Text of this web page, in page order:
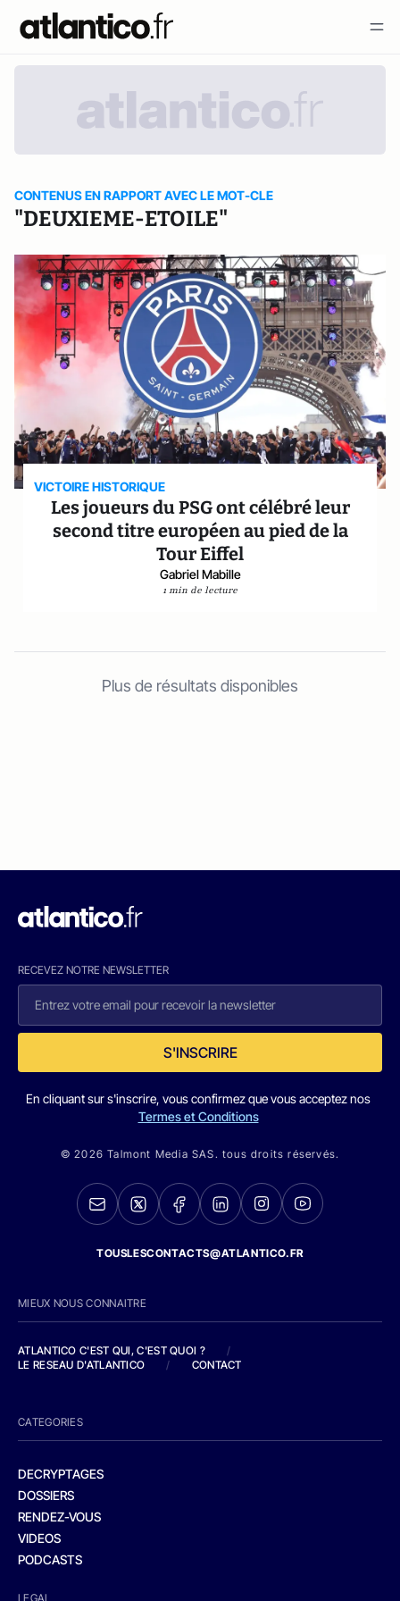
CONTENUS EN RAPPORT AVEC LE MOT-CLE
"DEUXIEME-ETOILE"
VICTOIRE HISTORIQUE
Les joueurs du PSG ont célébré leur
second titre européen au pied de la
Tour Eiffel
Gabriel Mabille
1 min de lecture
Plus de résultats disponibles
RECEVEZ NOTRE NEWSLETTER
S'INSCRIRE
En cliquant sur s'inscrire, vous confirmez que vous acceptez nos
Termes et Conditions
© 2026 Talmont Media SAS. tous droits réservés.
TOUSLESCONTACTS@ATLANTICO.FR
MIEUX NOUS CONNAITRE
ATLANTICO C'EST QUI, C'EST QUOI ?
/
LE RESEAU D'ATLANTICO
/ CONTACT
CATEGORIES
DECRYPTAGES
DOSSIERS
RENDEZ-VOUS
VIDEOS
PODCASTS
LEGAL